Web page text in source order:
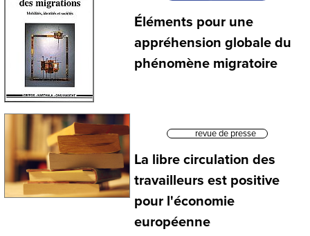
Éléments pour une
appréhension globale du
phénomène migratoire
revue de presse
La libre circulation des
travailleurs est positive
pour l'économie
européenne